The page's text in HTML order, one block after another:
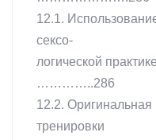
12.1.
сексо-
логической
…………..286
12.2. Оригинальная
тренировки